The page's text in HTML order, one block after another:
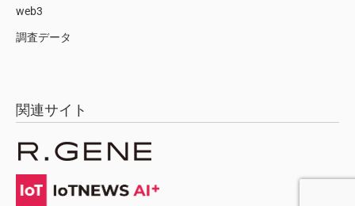
web3
調査データ
関連サイト